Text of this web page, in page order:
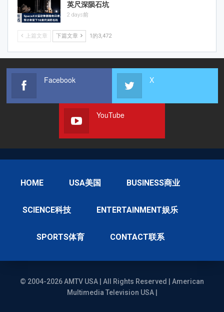
英尺深陨石坑
2 days前
上篇文章 下篇文章 1的3,472
Facebook X
YouTube
HOME USA美国 BUSINESS商业
SCIENCE科技 ENTERTAINMENT娱乐
SPORTS体育 CONTACT联系
© 2004-2026 AMTV USA | All Rights Reserved | American
Multimedia Television USA |